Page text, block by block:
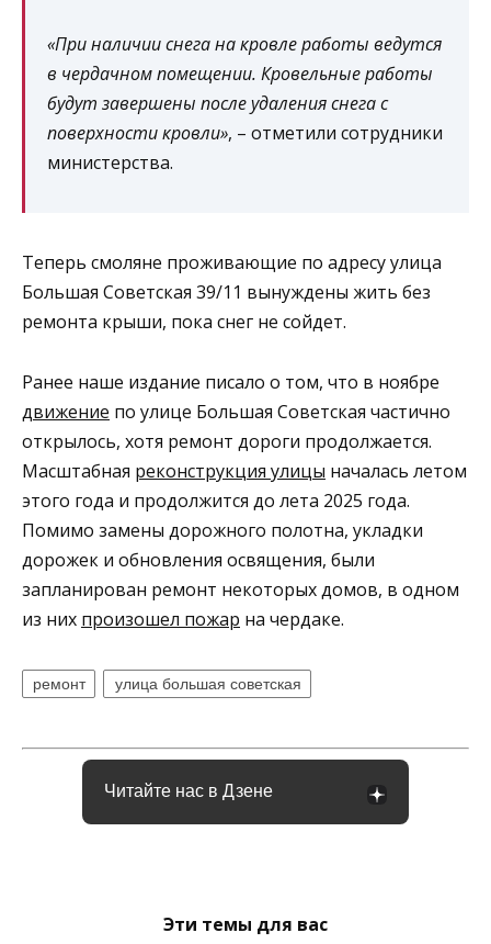
«При наличии снега на кровле работы ведутся
в чердачном помещении. Кровельные работы
будут завершены после удаления снега с
поверхности кровли», – отметили сотрудники
министерства.
Теперь смоляне проживающие по адресу улица
Большая Советская 39/11 вынуждены жить без
ремонта крыши, пока снег не сойдет.
Ранее наше издание писало о том, что в ноябре
движение по улице Большая Советская частично
открылось, хотя ремонт дороги продолжается.
Масштабная реконструкция улицы началась летом
этого года и продолжится до лета 2025 года.
Помимо замены дорожного полотна, укладки
дорожек и обновления освящения, были
запланирован ремонт некоторых домов, в одном
из них произошел пожар на чердаке.
ремонт улица большая советская
Читайте нас в Дзене
Эти темы для вас